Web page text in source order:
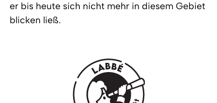
er bis heute sich nicht mehr in diesem Gebiet
blicken ließ.